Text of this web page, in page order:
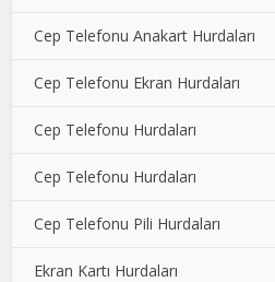
Cep Telefonu Anakart Hurdaları
Cep Telefonu Ekran Hurdaları
Cep Telefonu Hurdaları
Cep Telefonu Hurdaları
Cep Telefonu Pili Hurdaları
Ekran Kartı Hurdaları